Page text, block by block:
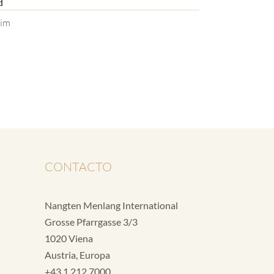
CONTACTO
Nangten Menlang International
Grosse Pfarrgasse 3/3
1020 Viena
Austria, Europa
+43 1 212 7000